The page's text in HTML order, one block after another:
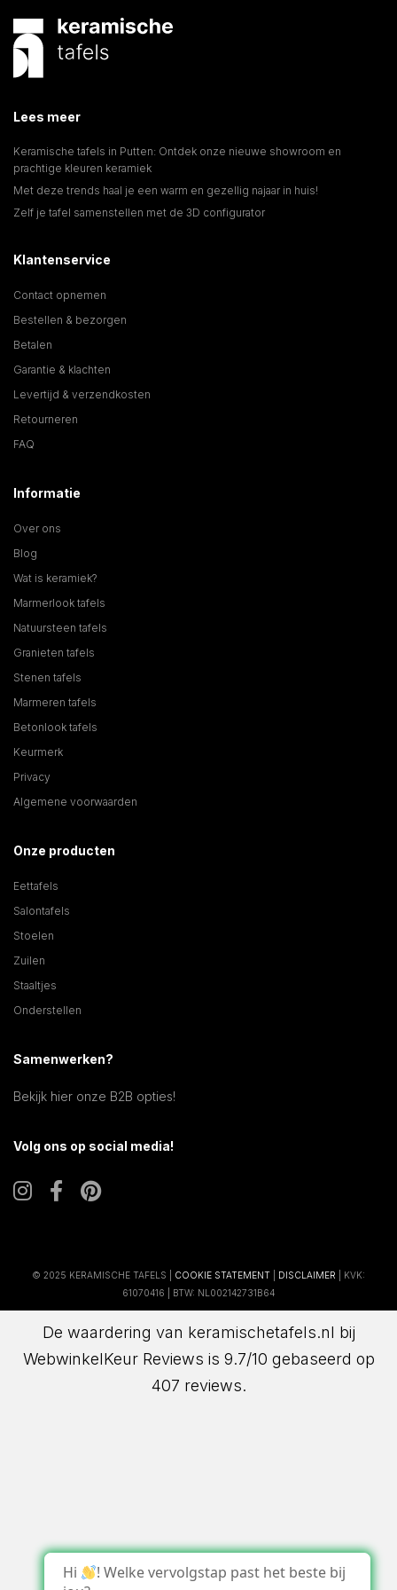
uitstraling, van rank en minimalistisch tot robuust. Om zeker te zijn
van uw kleurkeuze, kunt u staaltjes aanvragen om thuis te
beoordelen.
Lees meer
Keramische tafels in Putten: Ontdek onze nieuwe showroom en
prachtige kleuren keramiek
Met deze trends haal je een warm en gezellig najaar in huis!
Zelf je tafel samenstellen met de 3D configurator
Klantenservice
Contact opnemen
Bestellen & bezorgen
Betalen
Garantie & klachten
Levertijd & verzendkosten
Retourneren
FAQ
Informatie
Over ons
Blog
Wat is keramiek?
Marmerlook tafels
Natuursteen tafels
Granieten tafels
Stenen tafels
Marmeren tafels
Betonlook tafels
Keurmerk
Privacy
Algemene voorwaarden
Onze producten
Eettafels
Salontafels
Stoelen
Zuilen
Staaltjes
Onderstellen
Samenwerken?
Bekijk hier onze B2B opties!
Volg ons op social media!
© 2025 KERAMISCHE TAFELS | COOKIE STATEMENT DISCLAIMER | KVK:
61070416 | BTW: NL002142731B64
De waardering van keramischetafels.nl bij
WebwinkelKeur Reviews is 9.7/10 gebaseerd op
407 reviews.
Hi
! Welke vervolgstap past het beste bij